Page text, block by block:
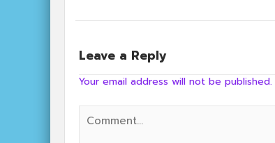
Leave a Reply
Your email address will not be published.